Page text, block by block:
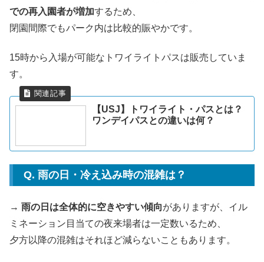
での再入園者が増加するため、
閉園間際でもパーク内は比較的賑やかです。
15時から入場が可能なトワイライトパスは販売していま
す。
【USJ】トワイライト・パスとは？
ワンデイパスとの違いは何？
Q. 雨の日・冷え込み時の混雑は？
→ 雨の日は全体的に空きやすい傾向がありますが、イル
ミネーション目当ての夜来場者は一定数いるため、
夕方以降の混雑はそれほど減らないこともあります。